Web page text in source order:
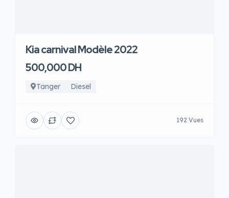
Kia carnival Modèle 2022
500,000 DH
Tanger Diesel
192 Vues